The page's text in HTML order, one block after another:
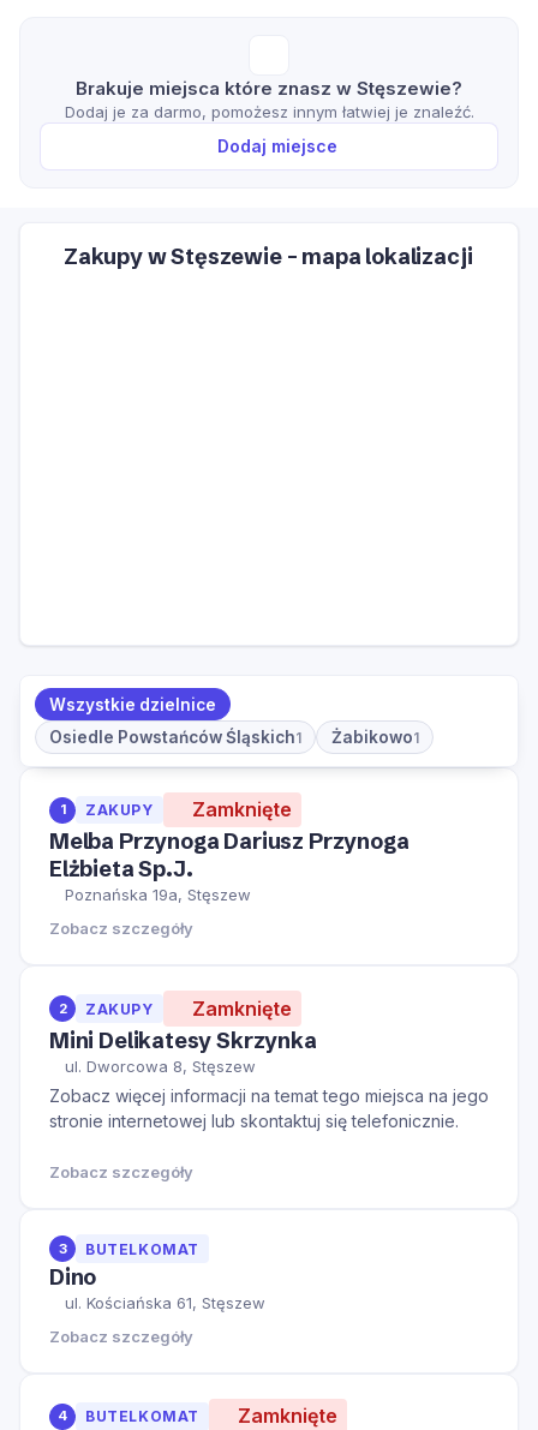
Brakuje miejsca które znasz w Stęszewie?
Dodaj je za darmo, pomożesz innym łatwiej je znaleźć.
Dodaj miejsce
Wszystkie dzielnice
Osiedle Powstańców Śląskich1 Żabikowo1
1 ZAKUPY Zamknięte
Melba Przynoga Dariusz Przynoga
Elżbieta Sp.J.
Poznańska 19a, Stęszew
Zobacz szczegóły
2 ZAKUPY Zamknięte
Mini Delikatesy Skrzynka
ul. Dworcowa 8, Stęszew
Zobacz więcej informacji na temat tego miejsca na jego
stronie internetowej lub skontaktuj się telefonicznie.
Zobacz szczegóły
3 BUTELKOMAT
Dino
ul. Kościańska 61, Stęszew
Zobacz szczegóły
4 BUTELKOMAT Zamknięte
Zakupy w Stęszewie – mapa lokalizacji